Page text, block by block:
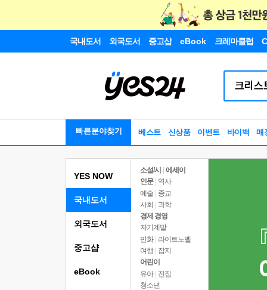
국내도서 외국도서 중고샵 eBook 크레마클럽
빠른분야찾기 베스트 신상품 이벤트 바이백 매
YES NOW
국내도서
소설/시
에세이
인문
역사
예술 | 종교
사회 | 과학
경제 경영
자기계발
만화 | 라이트노벨
여행
잡지
어린이
유아 | 전집
청소년
외국도서
중고샵
eBook